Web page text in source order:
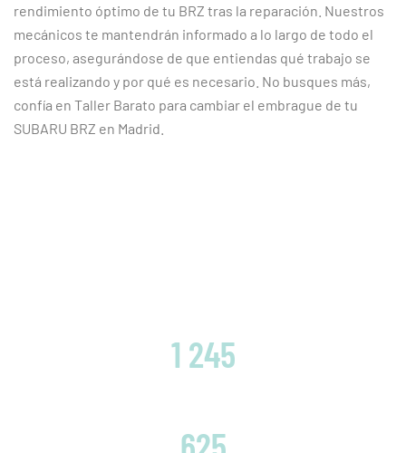
rendimiento óptimo de tu BRZ tras la reparación. Nuestros
mecánicos te mantendrán informado a lo largo de todo el
proceso, asegurándose de que entiendas qué trabajo se
está realizando y por qué es necesario. No busques más,
confía en Taller Barato para cambiar el embrague de tu
SUBARU BRZ en Madrid.
1 245